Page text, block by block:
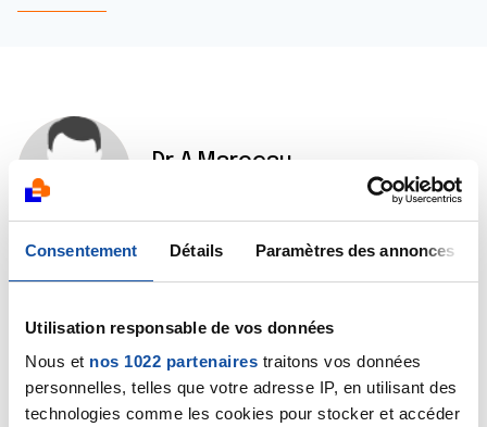
Consentement Détails Paramètres des annonces
Utilisation responsable de vos données
Nous et nos 1022 partenaires traitons vos données
personnelles, telles que votre adresse IP, en utilisant des
technologies comme les cookies pour stocker et accéder
Dr A.Marceau
Bonjour,
qui a pris votre mère en charge est capable de
répondre formellement à une telle question.
Bien cordialement
Dr A.Marceau